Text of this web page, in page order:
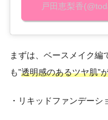
戸田恵梨香
まずは、ベースメイク編
も”透明感のあるツヤ肌”
・リキッドファンデーシ